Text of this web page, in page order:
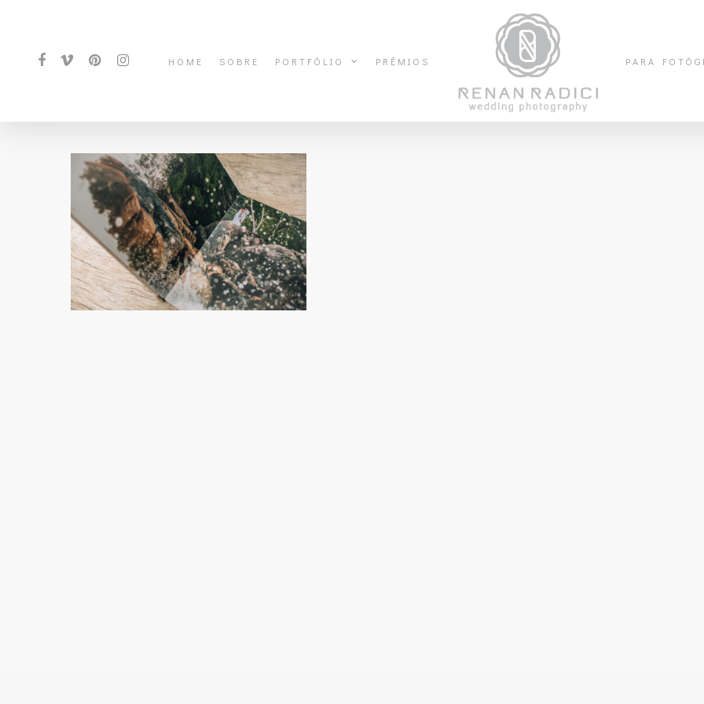
HOME SOBRE PORTFÓLIO PRÊMIOS PARA